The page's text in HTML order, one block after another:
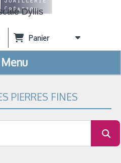
Dyllis
Panier
Menu
PIERRES FINES